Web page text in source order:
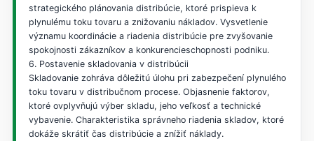
strategického plánovania distribúcie, ktoré prispieva k
plynulému toku tovaru a znižovaniu nákladov. Vysvetlenie
významu koordinácie a riadenia distribúcie pre zvyšovanie
spokojnosti zákazníkov a konkurencieschopnosti podniku.
6. Postavenie skladovania v distribúcii
Skladovanie zohráva dôležitú úlohu pri zabezpečení plynulého
toku tovaru v distribučnom procese. Objasnenie faktorov,
ktoré ovplyvňujú výber skladu, jeho veľkosť a technické
vybavenie. Charakteristika správneho riadenia skladov, ktoré
dokáže skrátiť čas distribúcie a znížiť náklady.